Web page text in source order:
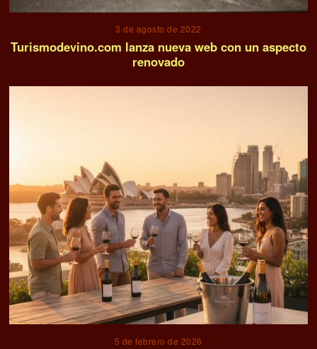
3 de agosto de 2022
Turismodevino.com lanza nueva web con un aspecto
renovado
5 de febrero de 2026